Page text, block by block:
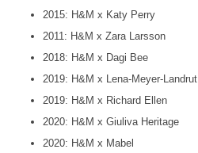
2015: H&M x Katy Perry
2011: H&M x Zara Larsson
2018: H&M x Dagi Bee
2019: H&M x Lena-Meyer-Landrut
2019: H&M x Richard Ellen
2020: H&M x Giuliva Heritage
2020: H&M x Mabel